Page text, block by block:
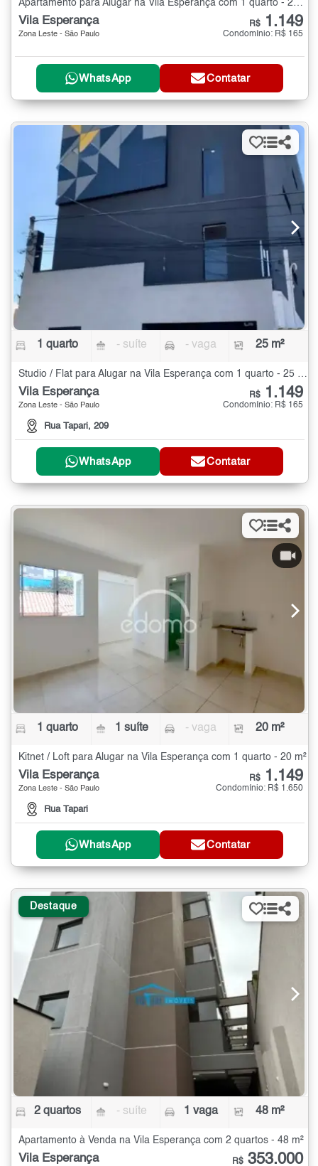
Vila Esperança
Zona Leste - São Paulo
R$ 1.149
Condomínio: R$ 165
WhatsApp Contatar
1 quarto - suíte - vaga 25 m²
Studio / Flat para Alugar na Vila Esperança com 1 quarto - 25 m²
Vila Esperança
Zona Leste - São Paulo
Rua Tapari, 209
R$ 1.149
Condomínio: R$ 165
WhatsApp Contatar
1 quarto 1 suíte - vaga 20 m²
Kitnet / Loft para Alugar na Vila Esperança com 1 quarto - 20 m²
Vila Esperança
Zona Leste - São Paulo
Rua Tapari
R$ 1.149
Condomínio: R$ 1.650
WhatsApp Contatar
Destaque
2 quartos - suíte 1 vaga 48 m²
Apartamento à Venda na Vila Esperança com 2 quartos - 48 m²
Vila Esperança R$ 353.000